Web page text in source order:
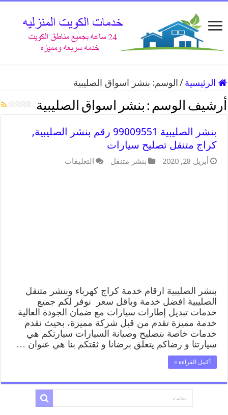
الرئيسية / الوسم: بنشر اسواق الصليبية
أرشيف الوسم : بنشر اسواق الصليبية
بنشر الصليبية 99009551 رقم بنشر الصليبية,
كراج متنقل تصليح سيارات
أبريل 28, 2020 بنشر متنقل التعليقات
بنشر الصليبية ارقام خدمة كراج كهرباء وبنشر متنقل
الصليبية افضل خدمة وباقل سعر نوفر لكم جميع
خدمات تبديل إطارات سيارات مع ضمان الجودة العالية
خدمة مميزة تقدم من قبل شركة مميزة، بحيث نقدم
خدمات خاصة بتصليح وصيانة السيارات سيارتكم هي
سيارتنا و رضاكم يتعلق برضانا و ثقتكم بنا هي عنوان …
أكمل القراءة »